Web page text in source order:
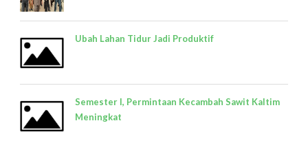
Ubah Lahan Tidur Jadi Produktif
Semester I, Permintaan Kecambah Sawit Kaltim
Meningkat